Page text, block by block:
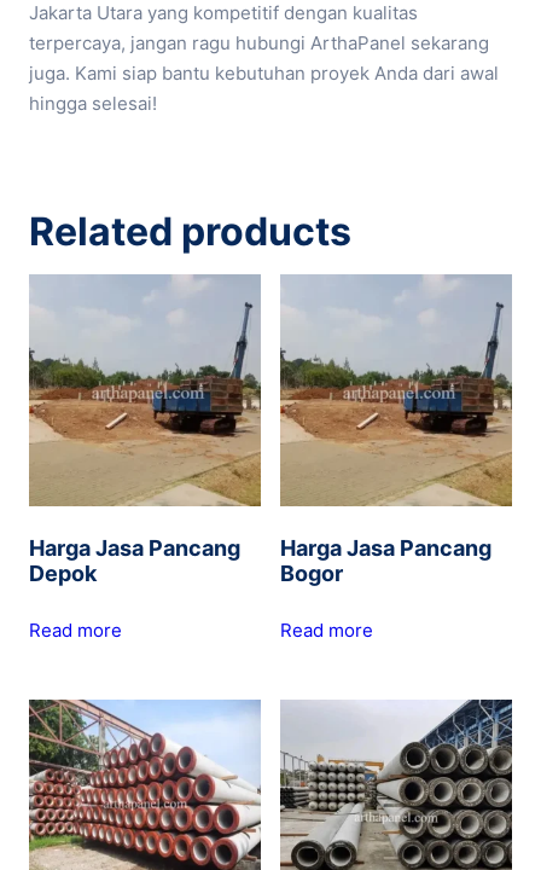
Jakarta Utara yang kompetitif dengan kualitas
terpercaya, jangan ragu hubungi ArthaPanel sekarang
juga. Kami siap bantu kebutuhan proyek Anda dari awal
hingga selesai!
Related products
Harga Jasa Pancang
Depok
Read more
Harga Jasa Pancang
Bogor
Read more